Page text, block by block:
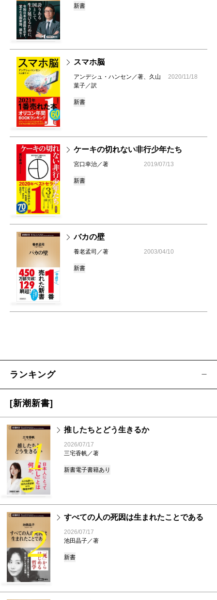
新書
スマホ脳
アンデシュ・ハンセン／著、久山
葉子／訳
2020/11/18
新書
ケーキの切れない非行少年たち
宮口幸治／著 2019/07/13
新書
バカの壁
養老孟司／著 2003/04/10
新書
ランキング
[新潮新書]
1
推したちとどう生きるか
2026/07/17
三宅香帆／著
新書電子書籍あり
2
すべての人の死因は生まれたことである
2026/07/17
池田晶子／著
新書